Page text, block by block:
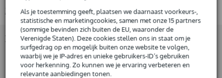
Als je toestemming geeft, plaatsen we daarnaast voorkeurs-,
statistische en marketingcookies, samen met onze 15 partners
(sommige bevinden zich buiten de EU, waaronder de
Verenigde Staten). Deze cookies stellen ons in staat om je
surfgedrag op en mogelijk buiten onze website te volgen,
waarbij we je IP-adres en unieke gebruikers-ID’s gebruiken
voor herkenning. Zo kunnen we je ervaring verbeteren en
relevante aanbiedingen tonen.
Huur dit product
Bekijk alle productspecificaties
Bekijk ook eens (5)